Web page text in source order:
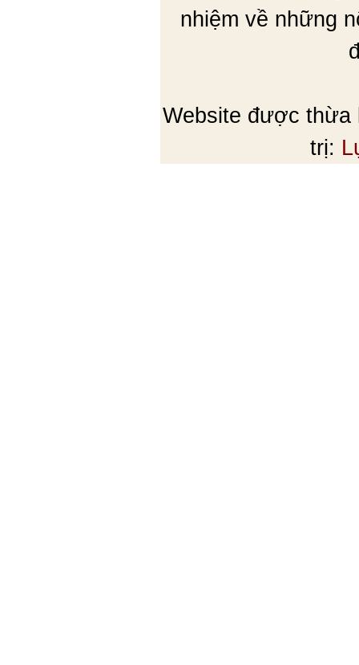
nhiệm về những
Website được
trị: